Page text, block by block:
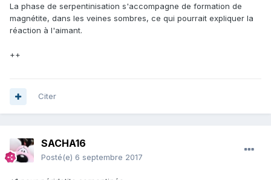
La phase de serpentinisation s'accompagne de formation de
magnétite, dans les veines sombres, ce qui pourrait expliquer la
réaction à l'aimant.
++
Citer
SACHA16
Posté(e) 6 septembre 2017